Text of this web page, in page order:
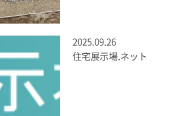
2025.09.26
住宅展示場.ネット